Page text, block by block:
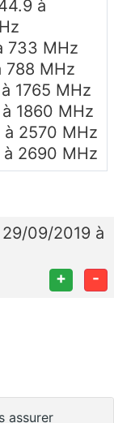
à
733 MHz
788 MHz
1765 MHz
1860 MHz
à 2570 MHz
à 2690 MHz
09/2019 à
+ -
assurer